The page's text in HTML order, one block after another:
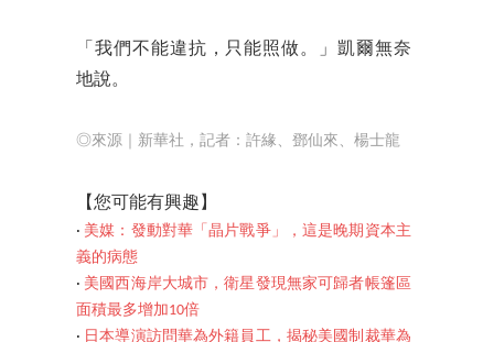
「我們不能違抗，只能照做。」凱爾無奈
地說。
◎來源｜新華社 ，記者：許緣、鄧仙來、楊士龍
【您可能有興趣】
‧ 美媒：發動對華「晶片戰爭」，這是晚期資本主
義的病態
‧ 美國西海岸大城市，衛星發現無家可歸者帳篷區
面積最多增加10倍
‧ 日本導演訪問華為外籍員工，揭秘美國制裁華為